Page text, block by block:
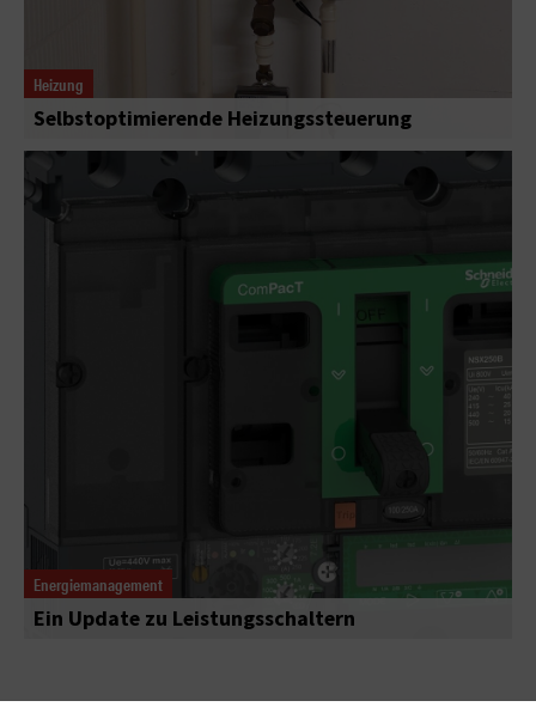
Heizung
Selbstoptimierende Heizungssteuerung
Energiemanagement
Ein Update zu Leistungsschaltern